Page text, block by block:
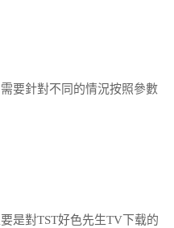
針對不同的情況按照參數
對TST好色先生TV下载的